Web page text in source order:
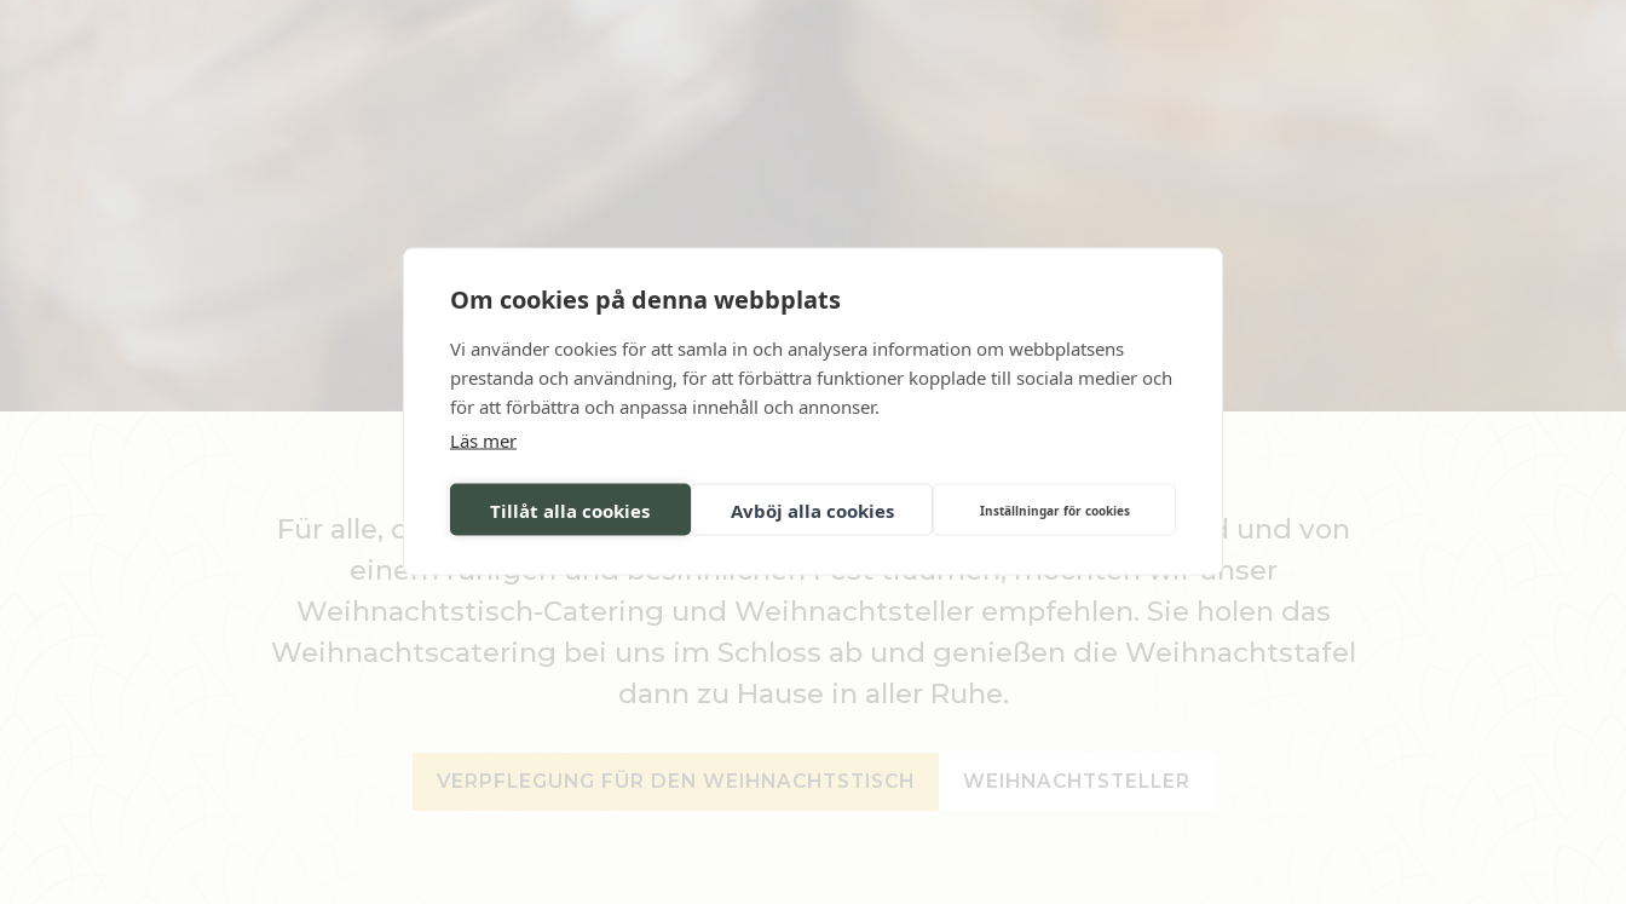
Om cookies på denna webbplats
Vi använder cookies för att samla in och analysera information om webbplatsens
prestanda och användning, för att förbättra funktioner kopplade till sociala medier och
för att förbättra och anpassa innehåll och annonser.
Läs mer
Tillåt alla cookies Avböj alla cookies Inställningar för cookies
Für alle, die in der Weihnachtszeit zu oft in der Küche gestresst sind und von
einem ruhigen und besinnlichen Fest träumen, möchten wir unser
Weihnachtstisch-Catering und Weihnachtsteller empfehlen. Sie holen das
Weihnachtscatering bei uns im Schloss ab und genießen die Weihnachtstafel
dann zu Hause in aller Ruhe.
VERPFLEGUNG FÜR DEN WEIHNACHTSTISCH WEIHNACHTSTELLER